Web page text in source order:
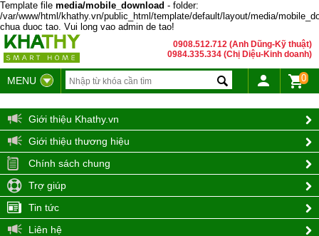
Template file media/mobile_download - folder:
/var/www/html/khathy.vn/public_html/template/default/layout/media/
chua duoc tao. Vui long vao admin de tao!
0908.512.712 (Anh Dũng-Kỹ thuật)
0984.335.334 (Chị Diệu-Kinh doanh)
0
MENU
Giới thiệu Khathy.vn
Giới thiệu thương hiệu
Chính sách chung
Trợ giúp
Tin tức
Liên hệ